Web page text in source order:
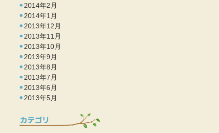
2014年2月
2014年1月
2013年12月
2013年11月
2013年10月
2013年9月
2013年8月
2013年7月
2013年6月
2013年5月